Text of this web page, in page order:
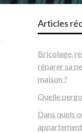
Articles
Bricolage,
réparer sa
maison ?
Quelle
Dans quels